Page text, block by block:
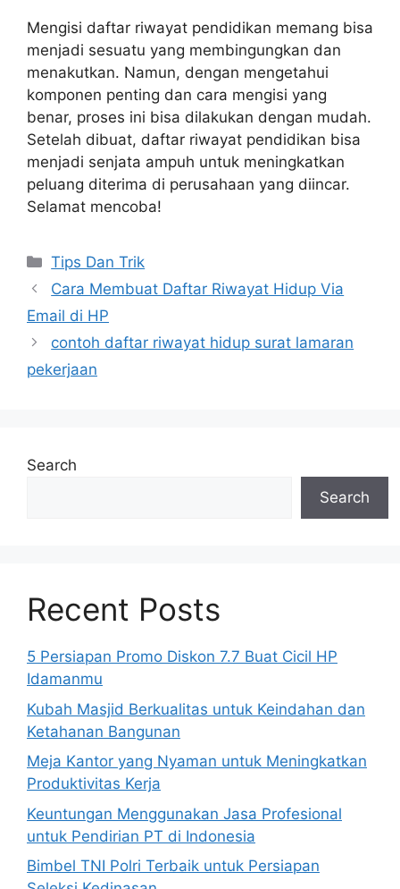
Mengisi daftar riwayat pendidikan memang bisa
menjadi sesuatu yang membingungkan dan
menakutkan. Namun, dengan mengetahui
komponen penting dan cara mengisi yang
benar, proses ini bisa dilakukan dengan mudah.
Setelah dibuat, daftar riwayat pendidikan bisa
menjadi senjata ampuh untuk meningkatkan
peluang diterima di perusahaan yang diincar.
Selamat mencoba!
Categories
Tips Dan Trik
Cara Membuat Daftar Riwayat Hidup Via
Email di HP
contoh daftar riwayat hidup surat lamaran
pekerjaan
Search
Search
Recent Posts
5 Persiapan Promo Diskon 7.7 Buat Cicil HP
Idamanmu
Kubah Masjid Berkualitas untuk Keindahan dan
Ketahanan Bangunan
Meja Kantor yang Nyaman untuk Meningkatkan
Produktivitas Kerja
Keuntungan Menggunakan Jasa Profesional
untuk Pendirian PT di Indonesia
Bimbel TNI Polri Terbaik untuk Persiapan